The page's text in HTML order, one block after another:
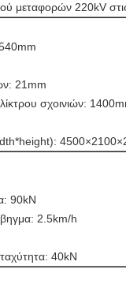
μεταφορών 220kV
21mm
σχοινιών:
90kN
2.5km/h
40kN